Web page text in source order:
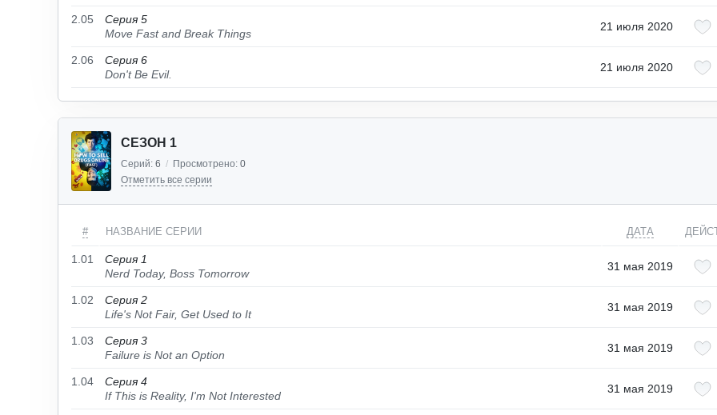
2.05
Серия 5
Move Fast and Break Things
21 июля 2020
2.06
Серия 6
Don't Be Evil.
21 июля 2020
СЕЗОН 1
Серий: 6 / Просмотрено: 0
Отметить все серии
# НАЗВАНИЕ СЕРИИ ДАТА
1.01
Серия 1
Nerd Today, Boss Tomorrow
31 мая 2019
1.02
Серия 2
Life's Not Fair, Get Used to It
31 мая 2019
1.03
Серия 3
Failure is Not an Option
31 мая 2019
1.04
Серия 4
If This is Reality, I'm Not Interested
31 мая 2019